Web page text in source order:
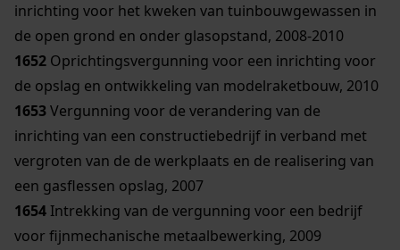
inrichting voor het kweken van tuinbouwgewassen in
de open grond en onder glasopstand, 2008-2010
1652 Oprichtingsvergunning voor een inrichting voor
de opslag en ontwikkeling van modelraketbouw, 2010
1653Vergunning voor de verandering van de
inrichting van een constructiebedrijf in verband met
vergroten van de de werkplaats en de realisering van
een gasflessen opslag, 2007
1654 Intrekking van de vergunning voor een bedrijf
voor fijnmechanische metaalbewerking, 2009